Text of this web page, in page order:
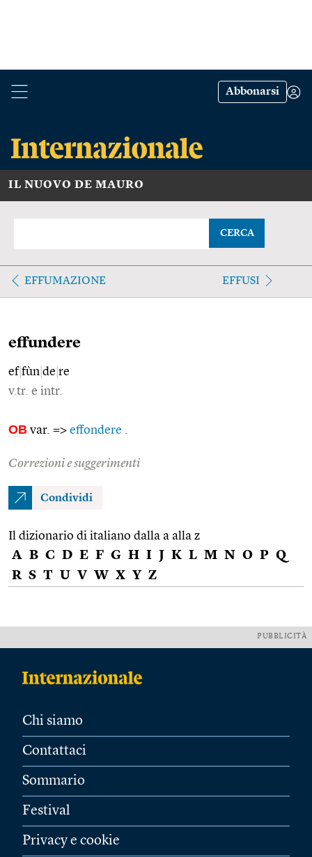
Abbonarsi
IL NUOVO DE MAURO
CERCA
EFFUMAZIONE EFFUSI
effundere
ef|fùn de re
v.tr. e intr.
OB var. => effondere
Correzioni e suggerimenti
Condividi
Il dizionario di italiano dalla a alla z
A B C D E F G H I J K L M N O P Q
R S T U V W X Y Z
PUBBLICITÀ
Chi siamo
Contattaci
Sommario
Festival
Privacy e cookie